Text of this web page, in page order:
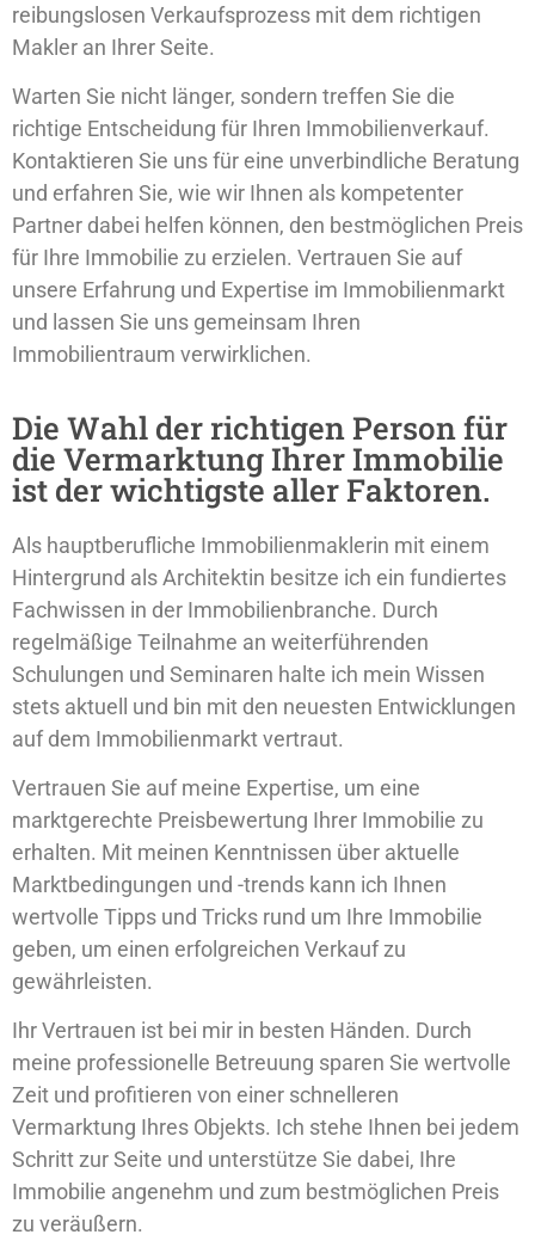
reibungslosen Verkaufsprozess mit dem richtigen
Makler an Ihrer Seite.
Warten Sie nicht länger, sondern treffen Sie die
richtige Entscheidung für Ihren Immobilienverkauf.
Kontaktieren Sie uns für eine unverbindliche Beratung
und erfahren Sie, wie wir Ihnen als kompetenter
Partner dabei helfen können, den bestmöglichen Preis
für Ihre Immobilie zu erzielen. Vertrauen Sie auf
unsere Erfahrung und Expertise im Immobilienmarkt
und lassen Sie uns gemeinsam Ihren
Immobilientraum verwirklichen.
Die Wahl der richtigen Person für
die Vermarktung Ihrer Immobilie
ist der wichtigste aller Faktoren.
Als hauptberufliche Immobilienmaklerin mit einem
Hintergrund als Architektin besitze ich ein fundiertes
Fachwissen in der Immobilienbranche. Durch
regelmäßige Teilnahme an weiterführenden
Schulungen und Seminaren halte ich mein Wissen
stets aktuell und bin mit den neuesten Entwicklungen
auf dem Immobilienmarkt vertraut.
Vertrauen Sie auf meine Expertise, um eine
marktgerechte Preisbewertung Ihrer Immobilie zu
erhalten. Mit meinen Kenntnissen über aktuelle
Marktbedingungen und -trends kann ich Ihnen
wertvolle Tipps und Tricks rund um Ihre Immobilie
geben, um einen erfolgreichen Verkauf zu
gewährleisten.
Ihr Vertrauen ist bei mir in besten Händen. Durch
meine professionelle Betreuung sparen Sie wertvolle
Zeit und profitieren von einer schnelleren
Vermarktung Ihres Objekts. Ich stehe Ihnen bei jedem
Schritt zur Seite und unterstütze Sie dabei, Ihre
Immobilie angenehm und zum bestmöglichen Preis
zu veräußern.